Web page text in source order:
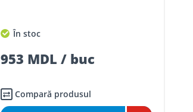
În stoc
953 MDL / buc
Compară produsul